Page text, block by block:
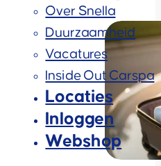
Over Snella
Duurzaamheid
Vacatures
Inside Out Carspa
Locaties
Inloggen
Webshop